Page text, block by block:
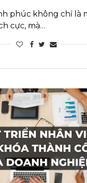
phúc không chỉ là
cực, mà…